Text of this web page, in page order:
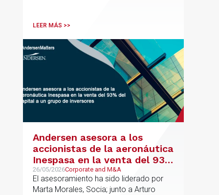
principalmente en los sectores
medioambiental
LEER MÁS >>
Andersen asesora a los
accionistas de la aeronáutica
Inespasa en la venta del 93%
del capital a un grupo de
inversores
26/05/2026Corporate and M&A
El asesoramiento ha sido liderado por
Marta Morales, Socia; junto a Arturo